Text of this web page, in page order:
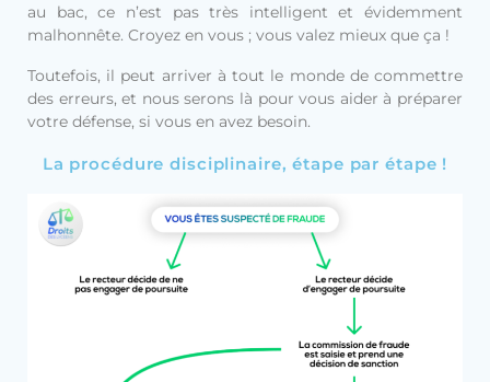
au bac, ce n’est pas très intelligent et évidemment
malhonnête. Croyez en vous ; vous valez mieux que ça !
Toutefois, il peut arriver à tout le monde de commettre
des erreurs, et nous serons là pour vous aider à préparer
votre défense, si vous en avez besoin.
La procédure disciplinaire, étape par étape !